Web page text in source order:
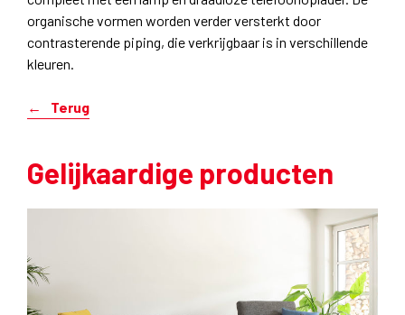
organische vormen worden verder versterkt door
contrasterende piping, die verkrijgbaar is in verschillende
kleuren.
Terug
Gelijkaardige producten